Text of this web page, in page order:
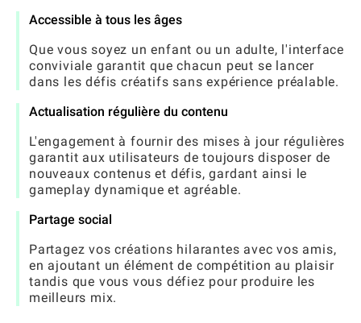
Accessible à tous les âges
Que vous soyez un enfant ou un adulte, l'interface
conviviale garantit que chacun peut se lancer
dans les défis créatifs sans expérience préalable.
Actualisation régulière du contenu
L'engagement à fournir des mises à jour régulières
garantit aux utilisateurs de toujours disposer de
nouveaux contenus et défis, gardant ainsi le
gameplay dynamique et agréable.
Partage social
Partagez vos créations hilarantes avec vos amis,
en ajoutant un élément de compétition au plaisir
tandis que vous vous défiez pour produire les
meilleurs mix.